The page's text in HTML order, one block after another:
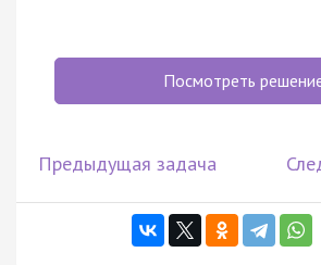
Посмотреть
Предыдущая задача